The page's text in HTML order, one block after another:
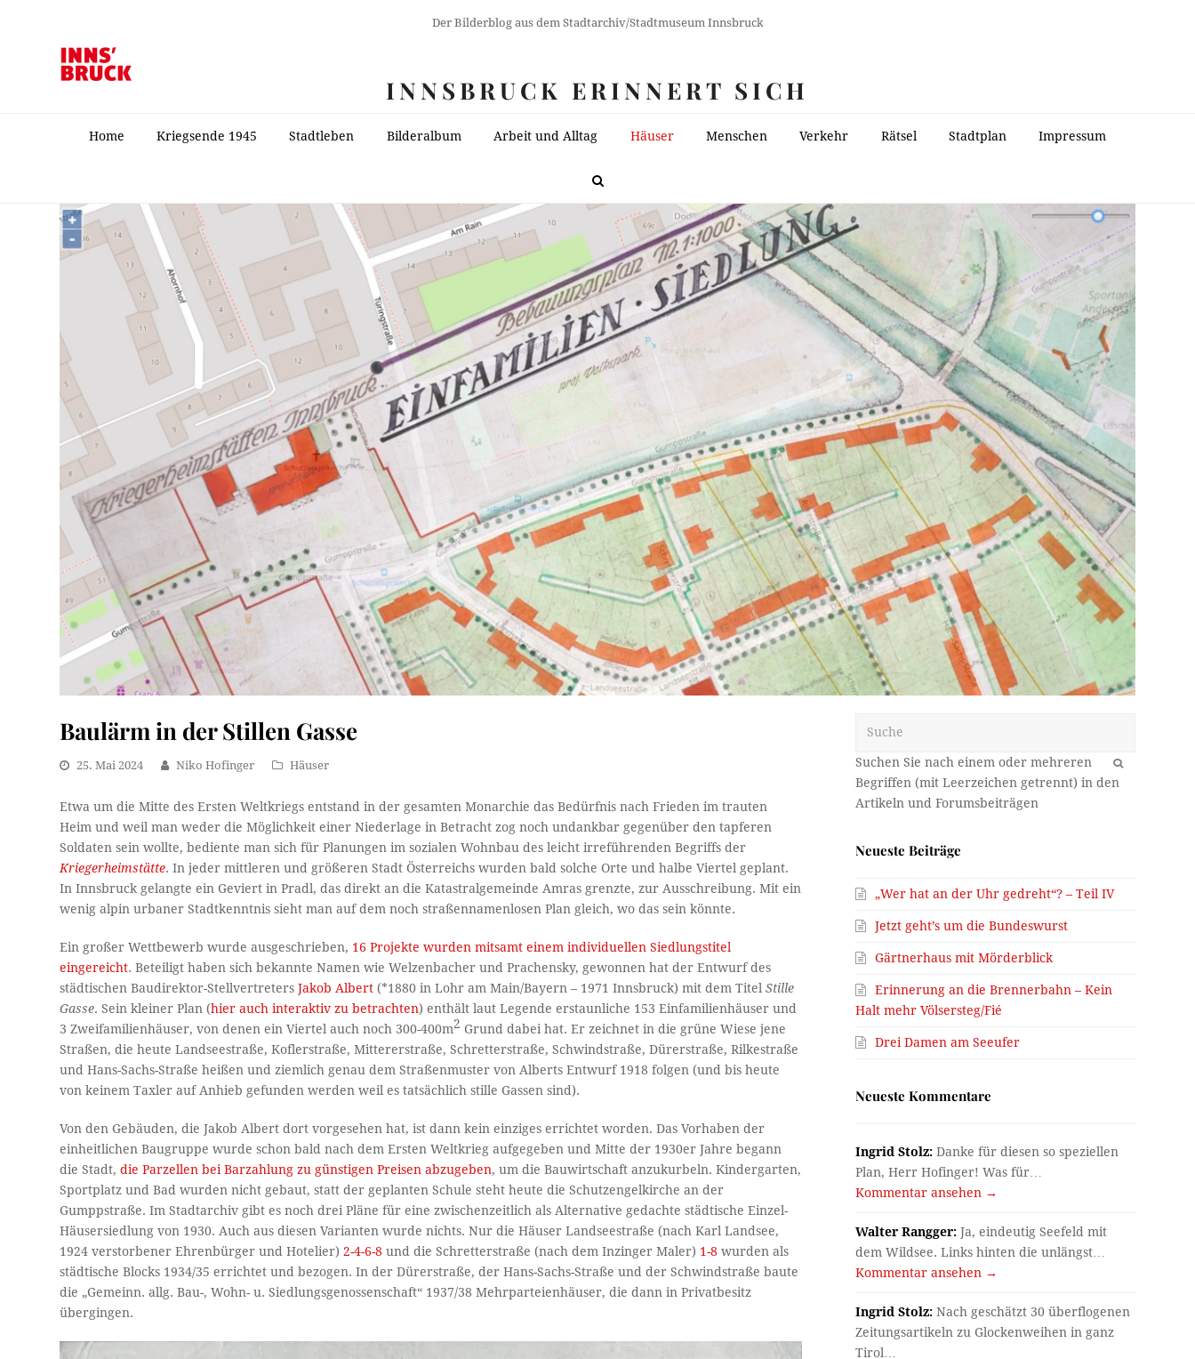
Der Bilderblog aus dem Stadtarchiv/Stadtmuseum Innsbruck
INNSBRUCK ERINNERT SICH
Home Kriegsende 1945 Stadtleben Bilderalbum Arbeit und Alltag Häuser Menschen Verkehr Rätsel Stadtplan Impressum
Baulärm in der Stillen Gasse
25. Mai 2024 Niko Hofinger Häuser
Etwa um die Mitte des Ersten Weltkriegs entstand in der gesamten Monarchie das Bedürfnis nach Frieden im trauten
Heim und weil man weder die Möglichkeit einer Niederlage in Betracht zog noch undankbar gegenüber den tapferen
Soldaten sein wollte, bediente man sich für Planungen im sozialen Wohnbau des leicht irreführenden Begriffs der
Kriegerheimstätte. In jeder mittleren und größeren Stadt Österreichs wurden bald solche Orte und halbe Viertel geplant.
In Innsbruck gelangte ein Geviert in Pradl, das direkt an die Katastralgemeinde Amras grenzte, zur Ausschreibung. Mit ein
wenig alpin urbaner Stadtkenntnis sieht man auf dem noch straßennamenlosen Plan gleich, wo das sein könnte.
Ein großer Wettbewerb wurde ausgeschrieben, 16 Projekte wurden mitsamt einem individuellen Siedlungstitel
eingereicht. Beteiligt haben sich bekannte Namen wie Welzenbacher und Prachensky, gewonnen hat der Entwurf des
städtischen Baudirektor-StellvertretersJakob Albert (*1880 in Lohr am Main/Bayern – 1971 Innsbruck) mit dem TitelStille
Gasse. Sein kleiner Plan (hier auch interaktiv zu betrachten) enthält laut Legende erstaunliche 153 Einfamilienhäuser und
3 Zweifamilienhäuser, von denen ein Viertel auch noch 300-400m2 Grund dabei hat. Er zeichnet in die grüne Wiese jene
Straßen, die heute Landseestraße, Koflerstraße, Mittererstraße, Schretterstraße, Schwindstraße, Dürerstraße, Rilkestraße
und Hans-Sachs-Straße heißen und ziemlich genau dem Straßenmuster von Alberts Entwurf 1918 folgen (und bis heute
von keinem Taxler auf Anhieb gefunden werden weil es tatsächlich stille Gassen sind).
Von den Gebäuden, die Jakob Albert dort vorgesehen hat, ist dann kein einziges errichtet worden. Das Vorhaben der
einheitlichen Baugruppe wurde schon bald nach dem Ersten Weltkrieg aufgegeben und Mitte der 1930er Jahre begann
die Stadt,die Parzellen bei Barzahlung zu günstigen Preisen abzugeben, um die Bauwirtschaft anzukurbeln. Kindergarten,
Sportplatz und Bad wurden nicht gebaut, statt der geplanten Schule steht heute die Schutzengelkirche an der
Gumppstraße. Im Stadtarchiv gibt es noch drei Pläne für eine zwischenzeitlich als Alternative gedachte städtische Einzel-
Häusersiedlung von 1930. Auch aus diesen Varianten wurde nichts. Nur die Häuser Landseestraße (nach Karl Landsee,
1924 verstorbener Ehrenbürger und Hotelier) 2-4-6-8 und die Schretterstraße (nach dem Inzinger Maler) 1-8wurden als
städtische Blocks 1934/35 errichtet und bezogen. In der Dürerstraße, der Hans-Sachs-Straße und der Schwindstraße baute
die „Gemeinn. allg. Bau-, Wohn- u. Siedlungsgenossenschaft“ 1937/38 Mehrparteienhäuser, die dann in Privatbesitz
übergingen.
OK
Neueste Beiträge
„Wer hat an der Uhr gedreht“? – Teil IV
Jetzt geht’s um die Bundeswurst
Gärtnerhaus mit Mörderblick
Erinnerung an die Brennerbahn – Kein
Halt mehr Völsersteg/Fié
Drei Damen am Seeufer
Neueste Kommentare
Ingrid Stolz: Danke für diesen so speziellen
Plan, Herr Hofinger! Was für…
Kommentar ansehen →
Walter Rangger: Ja, eindeutig Seefeld mit
dem Wildsee. Links hinten die unlängst…
Kommentar ansehen →
Ingrid Stolz: Nach geschätzt 30 überflogenen
Zeitungsartikeln zu Glockenweihen in ganz
Tirol…